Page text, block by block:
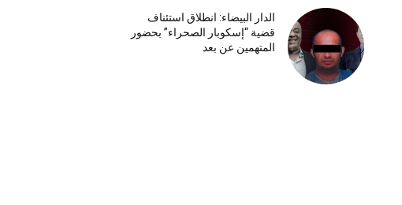
الدار البيضاء: انطلاق استئناف
قضية “إسكوبار الصحراء” بحضور
المتهمين عن بعد